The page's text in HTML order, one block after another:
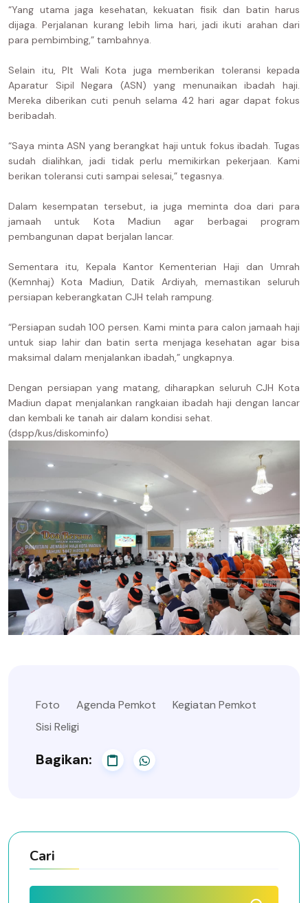
“Yang utama jaga kesehatan, kekuatan fisik dan batin harus
dijaga. Perjalanan kurang lebih lima hari, jadi ikuti arahan dari
para pembimbing,” tambahnya.
Selain itu, Plt Wali Kota juga memberikan toleransi kepada
Aparatur Sipil Negara (ASN) yang menunaikan ibadah haji.
Mereka diberikan cuti penuh selama 42 hari agar dapat fokus
beribadah.
“Saya minta ASN yang berangkat haji untuk fokus ibadah. Tugas
sudah dialihkan, jadi tidak perlu memikirkan pekerjaan. Kami
berikan toleransi cuti sampai selesai,” tegasnya.
Dalam kesempatan tersebut, ia juga meminta doa dari para
jamaah untuk Kota Madiun agar berbagai program
pembangunan dapat berjalan lancar.
Sementara itu, Kepala Kantor Kementerian Haji dan Umrah
(Kemnhaj) Kota Madiun, Datik Ardiyah, memastikan seluruh
persiapan keberangkatan CJH telah rampung.
“Persiapan sudah 100 persen. Kami minta para calon jamaah haji
untuk siap lahir dan batin serta menjaga kesehatan agar bisa
maksimal dalam menjalankan ibadah,” ungkapnya.
Dengan persiapan yang matang, diharapkan seluruh CJH Kota
Madiun dapat menjalankan rangkaian ibadah haji dengan lancar
dan kembali ke tanah air dalam kondisi sehat.
(dspp/kus/diskominfo)
Foto Agenda Pemkot
Kegiatan Pemkot
Sisi Religi
Bagikan:
Cari